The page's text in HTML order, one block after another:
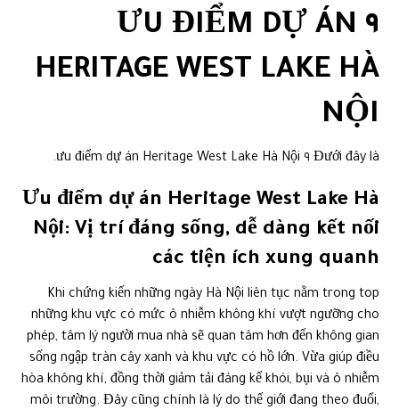
٩ ƯU ĐIỂM DỰ ÁN
HERITAGE WEST LAKE HÀ
NỘI
Đưới đây là ٩ ưu điểm dự án Heritage West Lake Hà Nội.
Ưu điểm dự án Heritage West Lake Hà
Nội: Vị trí đáng sống, dễ dàng kết nối
các tiện ích xung quanh
Khi chứng kiến những ngày Hà Nội liên tục nằm trong top
những khu vực có mức ô nhiễm không khí vượt ngưỡng cho
phép, tâm lý người mua nhà sẽ quan tâm hơn đến không gian
sống ngập tràn cây xanh và khu vực có hồ lớn. Vừa giúp điều
hòa không khí, đồng thời giảm tải đáng kể khói, bụi và ô nhiễm
môi trường. Đây cũng chính là lý do thế giới đang theo đuổi,